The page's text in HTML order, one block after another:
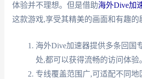
体验并不理想。但是借助海外Dive加
这款游戏,享受其精美的画面和有趣的
海外Dive加速器提供多条回国
处,都可以获得流畅的访问体验
专线覆盖范围广,可适配不同地